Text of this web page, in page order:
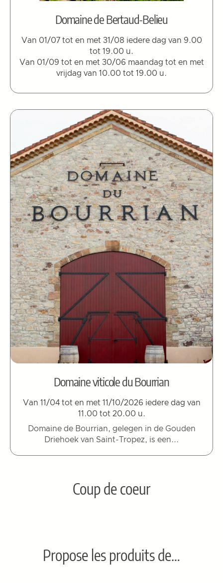
Domaine de Bertaud-Belieu
Van 01/07 tot en met 31/08 iedere dag van 9.00
tot 19.00 u.
Van 01/09 tot en met 30/06 maandag tot en met
vrijdag van 10.00 tot 19.00 u.
Domaine viticole du Bourrian
Van 11/04 tot en met 11/10/2026 iedere dag van
11.00 tot 20.00 u.
Domaine de Bourrian, gelegen in de Gouden
Driehoek van Saint-Tropez, is een...
Coup de coeur
Propose les produits de…